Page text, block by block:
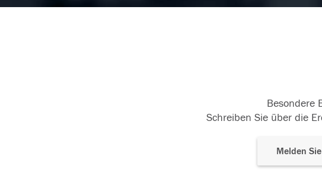
Besondere
Schreiben Sie über die
Melden